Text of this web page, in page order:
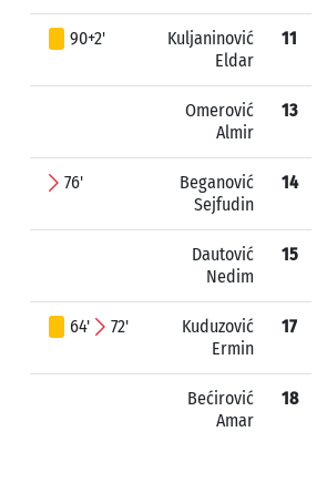
90+2'
Kuljaninović
Eldar
11
Omerović
Almir
13
76'
Beganović
Sejfudin
14
Dautović
Nedim
15
64' 72'
Kuduzović
Ermin
17
Bećirović
Amar
18